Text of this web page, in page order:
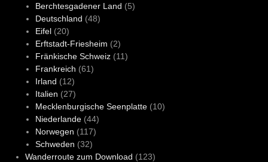
Berchtesgadener Land (5)
Deutschland (48)
Eifel(20)
Erftstadt-Friesheim (2)
Fränkische Schweiz(11)
Frankreich (61)
Irland (12)
Italien (27)
Mecklenburgische Seenplatte(10)
Niederlande(44)
Norwegen (117)
Schweden (32)
Wanderroute zum Download (123)